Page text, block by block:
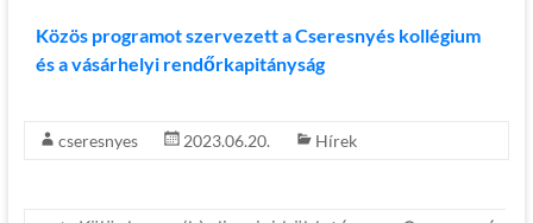
Közös programot szervezett a Cseresnyés kollégium
és a vásárhelyi rendőrkapitányság
cseresnyes 2023.06.20. Hírek